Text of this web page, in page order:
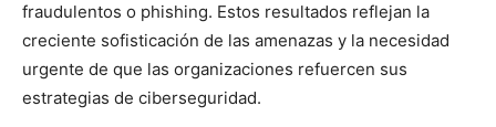
fraudulentos o phishing. Estos resultados reflejan la
creciente sofisticación de las amenazas y la necesidad
urgente de que las organizaciones refuercen sus
estrategias de ciberseguridad.